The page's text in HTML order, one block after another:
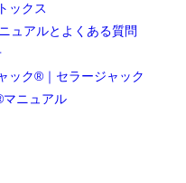
ックス
ュアルとよくある質問
ック®｜セラージャック
ニュアル